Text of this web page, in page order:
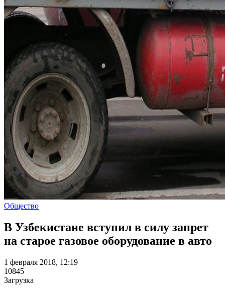
Общество
В Узбекистане вступил в силу запрет
на старое газовое оборудование в авто
1 февраля 2018, 12:19
10845
Загрузка